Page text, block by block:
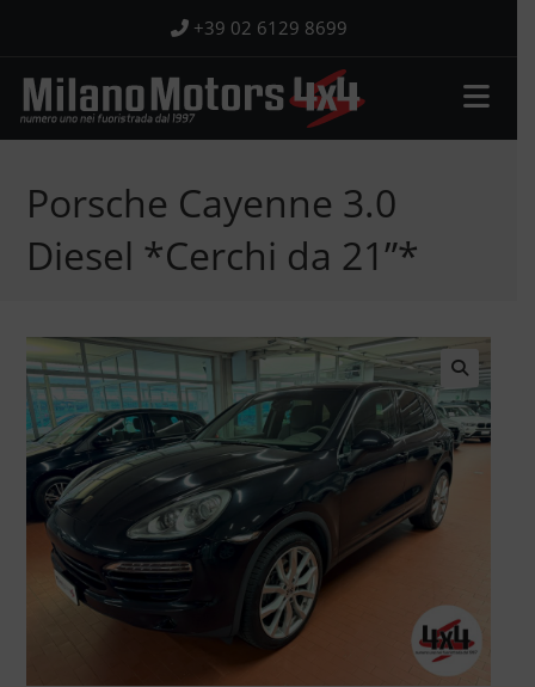
contenuto
+39 02 6129 8699
Porsche Cayenne 3.0
Diesel *Cerchi da 21”*
🔍